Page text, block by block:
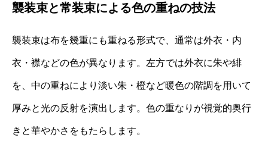
襲装束と常装束による色の重ねの技法
襲装束は布を幾重にも重ねる形式で、通常は外衣・内
衣・襟などの色が異なります。左方では外衣に朱や緋
を、中の重ねにより淡い朱・橙など暖色の階調を用いて
厚みと光の反射を演出します。色の重なりが視覚的奥行
きと華やかさをもたらします。